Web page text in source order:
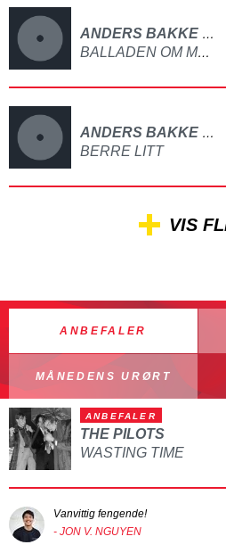
ANDERS BAKKE DEMO
BALLADEN OM MONA OG HENNAR DRAUM OM EIT SPANANDE LIV
ANDERS BAKKE DEMO
BERRE LITT
VIS
ANBEFALER
MÅNEDENS URØRT
ANBEFALER
THE PILOTS
WASTING TIME
Vanvittig fengende!
- JON V. NGUYEN